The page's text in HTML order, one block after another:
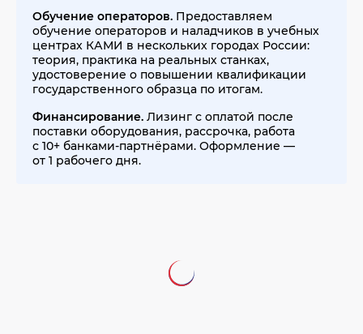
Обучение операторов. Предоставляем
обучение операторов и наладчиков в учебных
центрах КАМИ в нескольких городах России:
теория, практика на реальных станках,
удостоверение о повышении квалификации
государственного образца по итогам.
Финансирование. Лизинг с оплатой после
поставки оборудования, рассрочка, работа
с 10+ банками-партнёрами. Оформление —
от 1 рабочего дня.